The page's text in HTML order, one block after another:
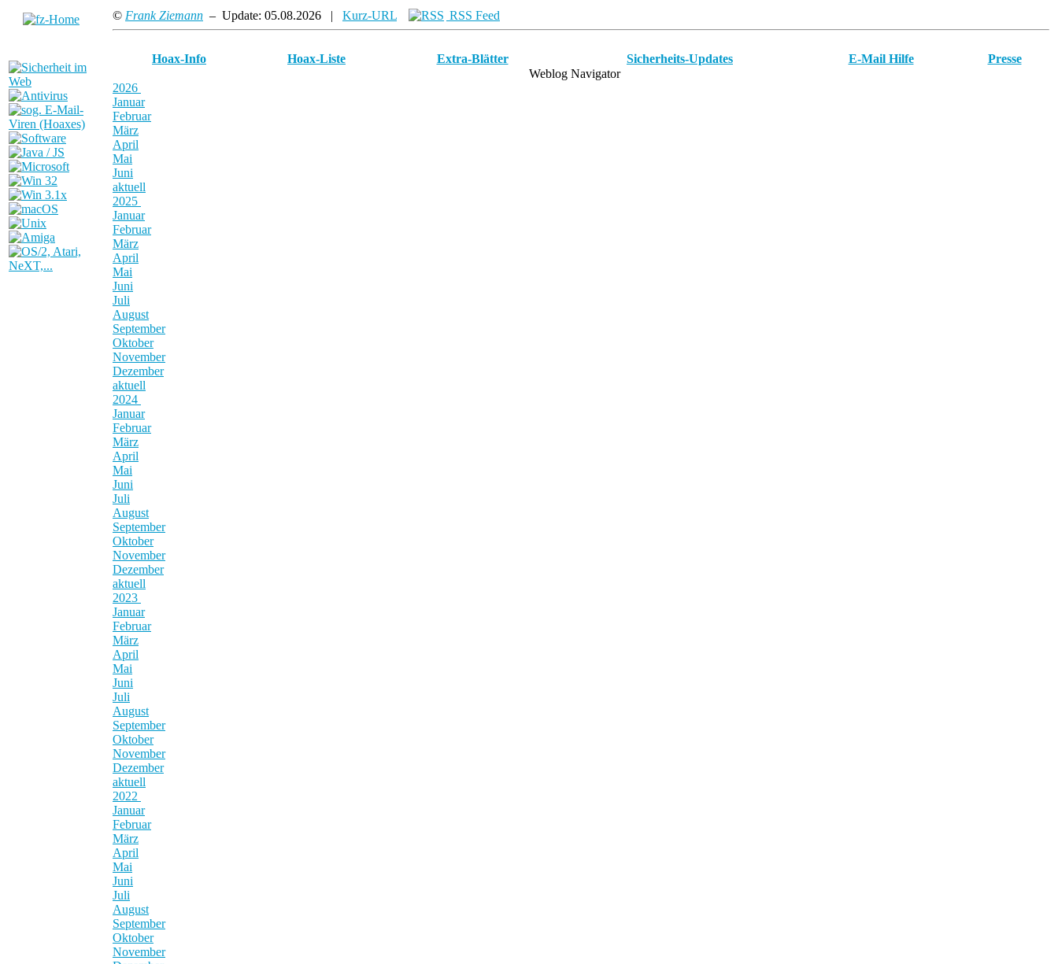
© Frank Ziemann – Update: 05.08.2026 | Kurz-URL RSS Feed
Hoax-Info Hoax-Liste Extra-Blätter Sicherheits-Updates E-Mail Hilfe
Presse
Weblog Navigator
2026
Januar
Februar
März
April
Mai
Juni
aktuell
2025
Januar
Februar
März
April
Mai
Juni
Juli
August
September
Oktober
November
Dezember
aktuell
2024
Januar
Februar
März
April
Mai
Juni
Juli
August
September
Oktober
November
Dezember
aktuell
2023
Januar
Februar
März
April
Mai
Juni
Juli
August
September
Oktober
November
Dezember
aktuell
2022
Januar
Februar
März
April
Mai
Juni
Juli
August
September
Oktober
November